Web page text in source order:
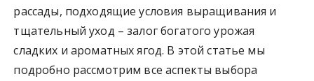
рассады, подходящие условия выращивания и
тщательный уход – залог богатого урожая
сладких и ароматных ягод. В этой статье мы
подробно рассмотрим все аспекты выбора